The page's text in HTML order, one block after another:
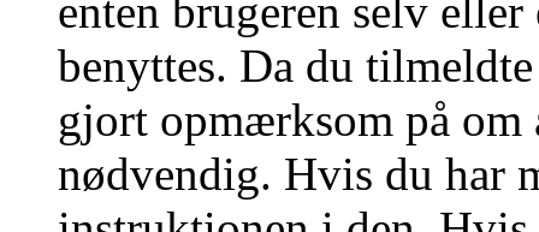
enten brugeren selv
benyttes. Da du
gjort opmærksom på
nødvendig. Hvis du har